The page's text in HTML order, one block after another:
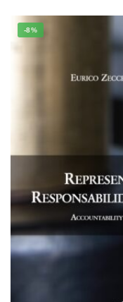
-8%